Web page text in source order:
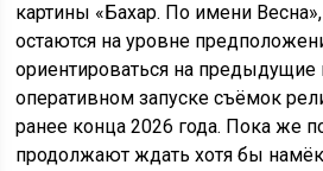
картины «Бахар. По имени
остаются на уровне
ориентироваться на
оперативном запуске съёмок
ранее конца 2026 года. Пока же
продолжают ждать хотя бы